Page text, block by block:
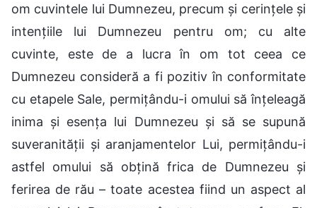
om cuvintele lui Dumnezeu, precum și cerințele și
intențiile lui Dumnezeu pentru om; cu alte
cuvinte, este de a lucra în om tot ceea ce
Dumnezeu consideră a fi pozitiv în conformitate
cu etapele Sale, permițându-i omului să înțeleagă
inima și esența lui Dumnezeu și să se supună
suveranității și aranjamentelor Lui, permițându-i
astfel omului să obțină frica de Dumnezeu și
ferirea de rău – toate acestea fiind un aspect al